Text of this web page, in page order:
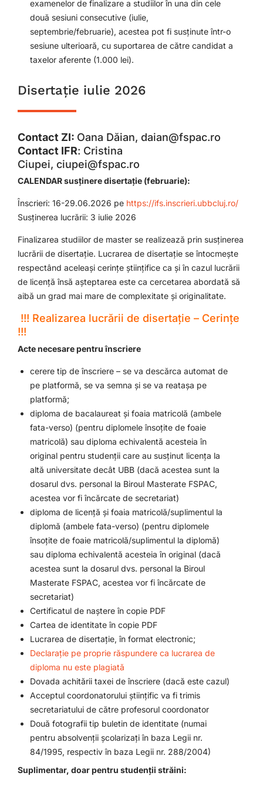
examenelor de finalizare a studiilor în una din cele
două sesiuni consecutive (iulie,
septembrie/februarie), acestea pot fi susținute într-o
sesiune ulterioară, cu suportarea de către candidat a
taxelor aferente (1.000 lei).
Disertație iulie 2026
Contact ZI: Oana Dăian, daian@fspac.ro
Contact IFR: Cristina
Ciupei, ciupei@fspac.ro
CALENDAR susținere disertație (februarie):
Înscrieri: 16-29.06.2026 pe https://ifs.inscrieri.ubbcluj.ro/
Susținerea lucrării: 3 iulie 2026
Finalizarea studiilor de master se realizează prin susținerea
lucrării de disertație. Lucrarea de disertație se întocmește
respectând aceleași cerințe științifice ca și în cazul lucrării
de licență însă așteptarea este ca cercetarea abordată să
aibă un grad mai mare de complexitate și originalitate.
!!! Realizarea lucrării de disertație – Cerințe
!!!
Acte necesare pentru înscriere
cerere tip de înscriere – se va descărca automat de
pe platformă, se va semna și se va reatașa pe
platformă;
diploma de bacalaureat și foaia matricolă (ambele
fata-verso) (pentru diplomele însoțite de foaie
matricolă) sau diploma echivalentă acesteia în
original pentru studenții care au susținut licența la
altă universitate decât UBB (dacă acestea sunt la
dosarul dvs. personal la Biroul Masterate FSPAC,
acestea vor fi încărcate de secretariat)
diploma de licență și foaia matricolă/suplimentul la
diplomă (ambele fata-verso) (pentru diplomele
însoțite de foaie matricolă/suplimentul la diplomă)
sau diploma echivalentă acesteia în original (dacă
acestea sunt la dosarul dvs. personal la Biroul
Masterate FSPAC, acestea vor fi încărcate de
secretariat)
Certificatul de naștere în copie PDF
Cartea de identitate în copie PDF
Lucrarea de disertație, în format electronic;
Declarație pe proprie răspundere ca lucrarea de
diploma nu este plagiată
Dovada achitării taxei de înscriere (dacă este cazul)
Acceptul coordonatorului științific va fi trimis
secretariatului de către profesorul coordonator
Două fotografii tip buletin de identitate (numai
pentru absolvenții școlarizați în baza Legii nr.
84/1995, respectiv în baza Legii nr. 288/2004)
Suplimentar, doar pentru studenții străini: